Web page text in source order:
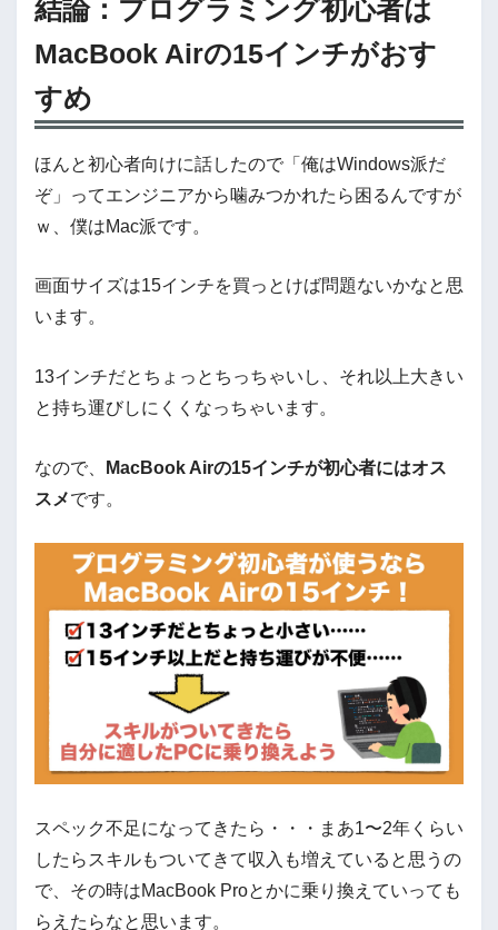
結論：プログラミング初心者は
MacBook Airの15インチがおす
すめ
ほんと初心者向けに話したので「俺はWindows派だ
ぞ」ってエンジニアから噛みつかれたら困るんですが
ｗ、僕はMac派です。
画面サイズは15インチを買っとけば問題ないかなと思
います。
13インチだとちょっとちっちゃいし、それ以上大きい
と持ち運びしにくくなっちゃいます。
なので、
MacBook Airの15インチが初心者にはオス
スメです。
スペック不足になってきたら・・・まあ1〜2年くらい
したらスキルもついてきて収入も増えていると思うの
で、その時はMacBook Proとかに乗り換えていっても
らえたらなと思います。